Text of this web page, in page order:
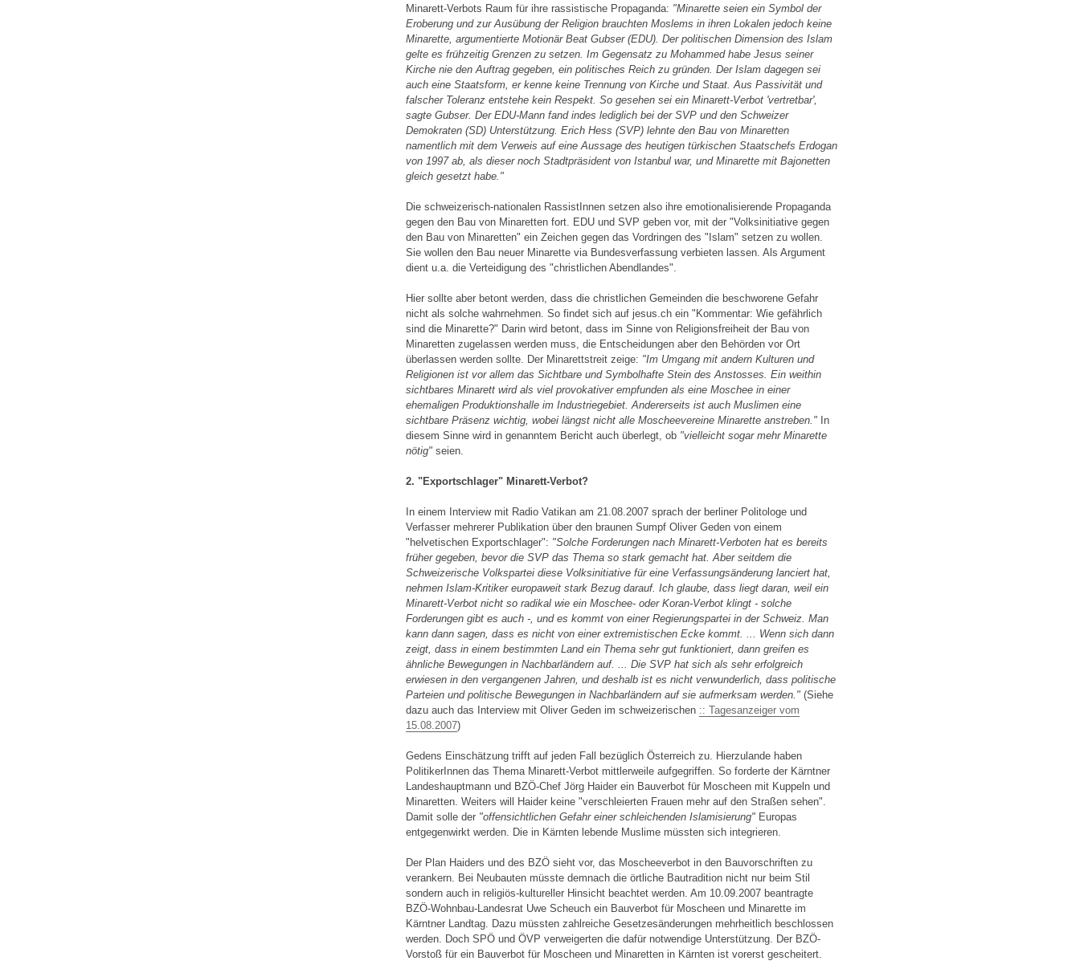
Minarett-Verbots Raum für ihre rassistische Propaganda: "Minarette seien ein Symbol der
Eroberung und zur Ausübung der Religion brauchten Moslems in ihren Lokalen jedoch keine
Minarette, argumentierte Motionär Beat Gubser (EDU). Der politischen Dimension des Islam
gelte es frühzeitig Grenzen zu setzen. Im Gegensatz zu Mohammed habe Jesus seiner
Kirche nie den Auftrag gegeben, ein politisches Reich zu gründen. Der Islam dagegen sei
auch eine Staatsform, er kenne keine Trennung von Kirche und Staat. Aus Passivität und
falscher Toleranz entstehe kein Respekt. So gesehen sei ein Minarett-Verbot 'vertretbar',
sagte Gubser. Der EDU-Mann fand indes lediglich bei der SVP und den Schweizer
Demokraten (SD) Unterstützung. Erich Hess (SVP) lehnte den Bau von Minaretten
namentlich mit dem Verweis auf eine Aussage des heutigen türkischen Staatschefs Erdogan
von 1997 ab, als dieser noch Stadtpräsident von Istanbul war, und Minarette mit Bajonetten
gleich gesetzt habe."
Die schweizerisch-nationalen RassistInnen setzen also ihre emotionalisierende Propaganda
gegen den Bau von Minaretten fort. EDU und SVP geben vor, mit der "Volksinitiative gegen
den Bau von Minaretten" ein Zeichen gegen das Vordringen des "Islam" setzen zu wollen.
Sie wollen den Bau neuer Minarette via Bundesverfassung verbieten lassen. Als Argument
dient u.a. die Verteidigung des "christlichen Abendlandes".
Hier sollte aber betont werden, dass die christlichen Gemeinden die beschworene Gefahr
nicht als solche wahrnehmen. So findet sich auf jesus.ch ein "Kommentar: Wie gefährlich
sind die Minarette?" Darin wird betont, dass im Sinne von Religionsfreiheit der Bau von
Minaretten zugelassen werden muss, die Entscheidungen aber den Behörden vor Ort
überlassen werden sollte. Der Minarettstreit zeige: "Im Umgang mit andern Kulturen und
Religionen ist vor allem das Sichtbare und Symbolhafte Stein des Anstosses. Ein weithin
sichtbares Minarett wird als viel provokativer empfunden als eine Moschee in einer
ehemaligen Produktionshalle im Industriegebiet. Andererseits ist auch Muslimen eine
sichtbare Präsenz wichtig, wobei längst nicht alle Moscheevereine Minarette anstreben." In
diesem Sinne wird in genanntem Bericht auch überlegt, ob "vielleicht sogar mehr Minarette
nötig" seien.
2. "Exportschlager" Minarett-Verbot?
In einem Interview mit Radio Vatikan am 21.08.2007 sprach der berliner Politologe und
Verfasser mehrerer Publikation über den braunen Sumpf Oliver Geden von einem
"helvetischen Exportschlager": "Solche Forderungen nach Minarett-Verboten hat es bereits
früher gegeben, bevor die SVP das Thema so stark gemacht hat. Aber seitdem die
Schweizerische Volkspartei diese Volksinitiative für eine Verfassungsänderung lanciert hat,
nehmen Islam-Kritiker europaweit stark Bezug darauf. Ich glaube, dass liegt daran, weil ein
Minarett-Verbot nicht so radikal wie ein Moschee- oder Koran-Verbot klingt - solche
Forderungen gibt es auch -, und es kommt von einer Regierungspartei in der Schweiz. Man
kann dann sagen, dass es nicht von einer extremistischen Ecke kommt. ... Wenn sich dann
zeigt, dass in einem bestimmten Land ein Thema sehr gut funktioniert, dann greifen es
ähnliche Bewegungen in Nachbarländern auf. ... Die SVP hat sich als sehr erfolgreich
erwiesen in den vergangenen Jahren, und deshalb ist es nicht verwunderlich, dass politische
Parteien und politische Bewegungen in Nachbarländern auf sie aufmerksam werden." (Siehe
dazu auch das Interview mit Oliver Geden im schweizerischen :: Tagesanzeiger vom
15.08.2007)
Gedens Einschätzung trifft auf jeden Fall bezüglich Österreich zu. Hierzulande haben
PolitikerInnen das Thema Minarett-Verbot mittlerweile aufgegriffen. So forderte der Kärntner
Landeshauptmann und BZÖ-Chef Jörg Haider ein Bauverbot für Moscheen mit Kuppeln und
Minaretten. Weiters will Haider keine "verschleierten Frauen mehr auf den Straßen sehen".
Damit solle der "offensichtlichen Gefahr einer schleichenden Islamisierung" Europas
entgegenwirkt werden. Die in Kärnten lebende Muslime müssten sich integrieren.
Der Plan Haiders und des BZÖ sieht vor, das Moscheeverbot in den Bauvorschriften zu
verankern. Bei Neubauten müsste demnach die örtliche Bautradition nicht nur beim Stil
sondern auch in religiös-kultureller Hinsicht beachtet werden. Am 10.09.2007 beantragte
BZÖ-Wohnbau-Landesrat Uwe Scheuch ein Bauverbot für Moscheen und Minarette im
Kärntner Landtag. Dazu müssten zahlreiche Gesetzesänderungen mehrheitlich beschlossen
werden. Doch SPÖ und ÖVP verweigerten die dafür notwendige Unterstützung. Der BZÖ-
Vorstoß für ein Bauverbot für Moscheen und Minaretten in Kärnten ist vorerst gescheitert.